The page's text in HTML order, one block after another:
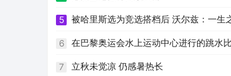
5 被哈里斯选为竞选搭档后 沃尔兹：一生
6 在巴黎奥运会水上运动中心进行的跳水
7 立秋未觉凉 仍感暑热长